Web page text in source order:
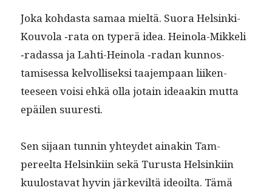
Joka kohdas­ta samaa mieltä. Suo­ra Helsin­ki-
Kou­vola ‑rata on type­rä idea. Heino­la-Mikke­li
‑radas­sa ja Lahti-Heino­la ‑radan kun­nos­
tamises­sa kelvol­lisek­si taa­jem­paan liiken­
teeseen voisi ehkä olla jotain ideaakin mut­ta
epäilen suuresti.
Sen sijaan tun­nin yhtey­det ainakin Tam­
pereelta Helsinki­in sekä Turus­ta Helsinki­in
kuu­losta­vat hyvin järkeviltä ideoil­ta. Tämä